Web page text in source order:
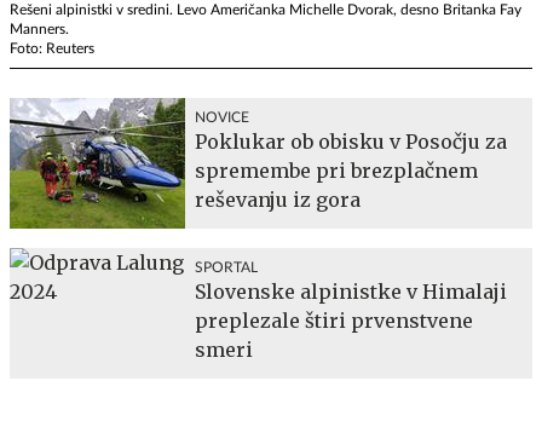
Rešeni alpinistki v sredini. Levo Američanka Michelle Dvorak, desno Britanka Fay
Manners.
Foto: Reuters
NOVICE
Poklukar ob obisku v Posočju za
spremembe pri brezplačnem
reševanju iz gora
SPORTAL
Slovenske alpinistke v Himalaji
preplezale štiri prvenstvene
smeri